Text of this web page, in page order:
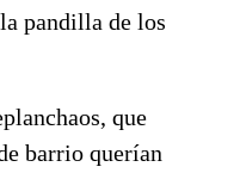
pandilla de los
que
barrio querían